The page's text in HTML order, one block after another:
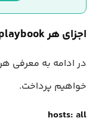
اجزای هر playbook
در ادامه به معرفی
خواهیم پرداخت.
hosts: all